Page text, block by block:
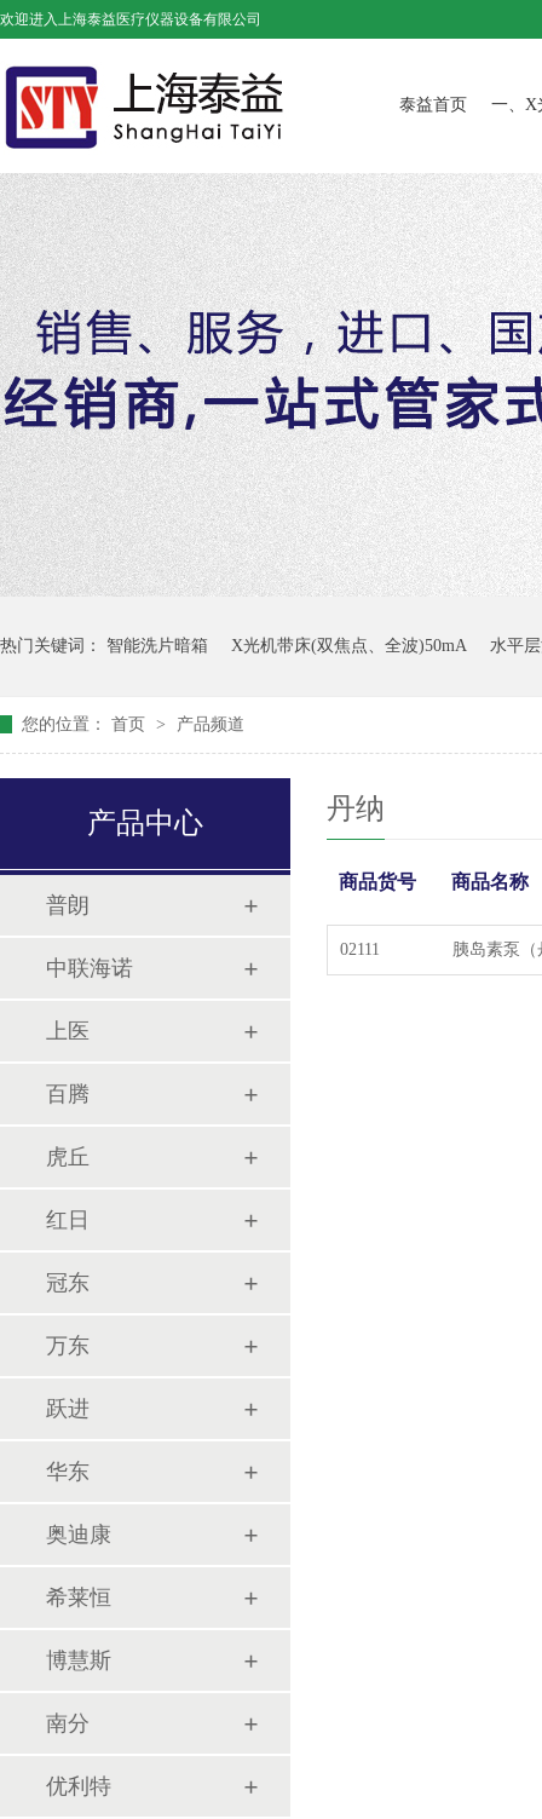
欢迎进入上海泰益医疗仪器设备有限公司
泰益首页 一、X
热门关键词： 智能洗片暗箱 X光机带床(双焦点、全波)50mA 水平
您的位置： 首页 > 产品频道
产品中心
普朗
中联海诺
上医
百腾
虎丘
红日
冠东
万东
跃进
华东
奥迪康
希莱恒
博慧斯
南分
优利特
丹纳
商品货号 商品名称
02111 胰岛素泵（